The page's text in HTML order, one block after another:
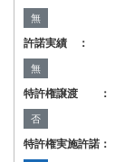
無
許諾実績 ：
無
特許権譲渡 ：
否
特許権実施許諾：